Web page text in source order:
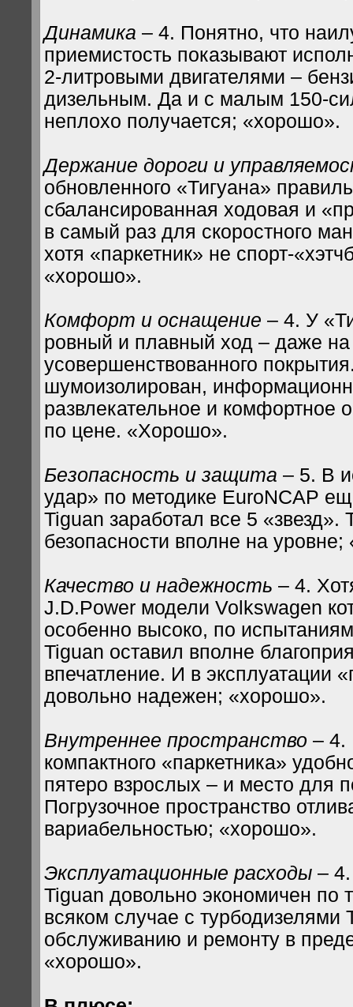
Динамика – 4. Понятно, что
приемистость показывают
2-литровыми двигателями –
дизельным. Да и с малым 150-
неплохо получается; «хорошо».
Держание дороги и
обновленного «Тигуана»
сбалансированная ходовая и
в самый раз для скоростного
хотя «паркетник» не спорт-
«хорошо».
Комфорт и оснащение – 4. У
ровный и плавный ход – даже на
усовершенствованного
шумоизолирован,
развлекательное и комфортное
по цене. «Хорошо».
Безопасность и защита – 5. В
удар» по методике EuroNCAP
Tiguan заработал все 5 «звезд».
безопасности вполне на уровне;
Качество и надежность – 4.
J.D.Power модели Volkswagen
особенно высоко, по
Tiguan оставил вполне
впечатление. И в эксплуатации
довольно надежен; «хорошо».
Внутреннее пространство – 4.
компактного «паркетника»
пятеро взрослых – и место для
Погрузочное пространство
вариабельностью; «хорошо».
Эксплуатационные расходы –
Tiguan довольно экономичен по
всяком случае с турбодизелями
обслуживанию и ремонту в
«хорошо».